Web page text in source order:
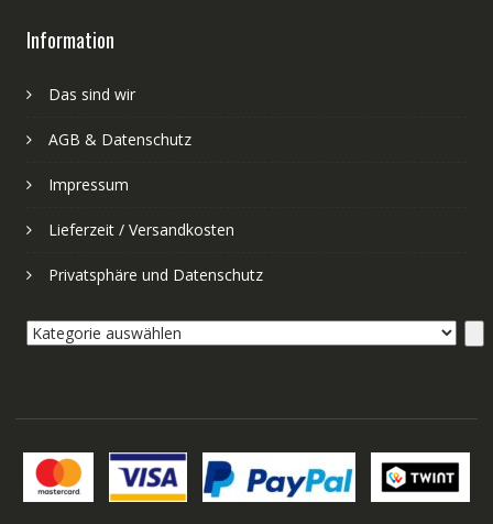
Information
Das sind wir
AGB & Datenschutz
Impressum
Lieferzeit / Versandkosten
Privatsphäre und Datenschutz
Kategorie